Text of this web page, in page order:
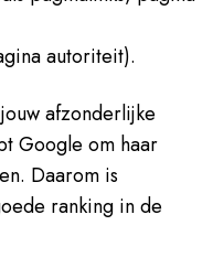
autoriteit).
afzonderlijke
Google om haar
Daarom is
ranking in de